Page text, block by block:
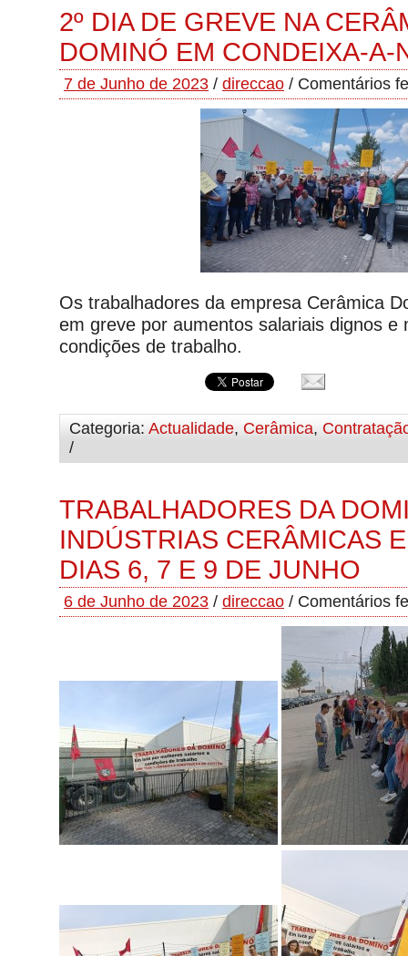
2º DIA DE GREVE NA
DOMINÓ EM CONDEIXA-A-
7 de Junho de 2023 / direccao / Comentários
Os trabalhadores da empresa Cerâmica
em greve por aumentos salariais dignos e
condições de trabalho.
Categoria: Actualidade, Cerâmica,
/
TRABALHADORES DA
INDÚSTRIAS CERÂMICAS
DIAS 6, 7 E 9 DE JUNHO
6 de Junho de 2023 / direccao / Comentários